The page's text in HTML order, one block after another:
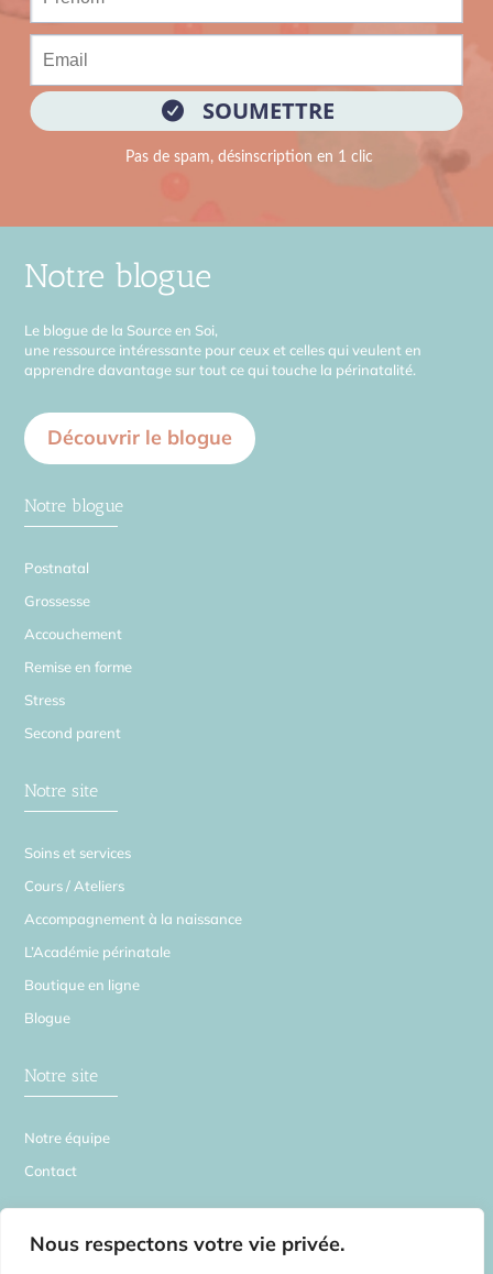
Nous respectons votre vie privée.
Notre blogue
Le blogue de la Source en Soi,
une ressource intéressante pour ceux et celles qui veulent en
apprendre davantage sur tout ce qui touche la périnatalité.
Découvrir le blogue
Notre blogue
Postnatal
Grossesse
Accouchement
Remise en forme
Stress
Second parent
Notre site
Soins et services
Cours / Ateliers
Accompagnement à la naissance
L’Académie périnatale
Boutique en ligne
Blogue
Notre site
Notre équipe
Contact